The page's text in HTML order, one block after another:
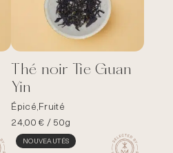
Thé noir Tie Guan
Yin
Épicé,Fruité
24,00€ / 50g
NOUVEAUTÉS